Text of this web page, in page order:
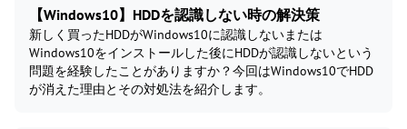
【Windows10】HDDを認識しない時の解決策
新しく買ったHDDがWindows10に認識しないまたは
Windows10をインストールした後にHDDが認識しないという
問題を経験したことがありますか？今回はWindows10でHDD
が消えた理由とその対処法を紹介します。